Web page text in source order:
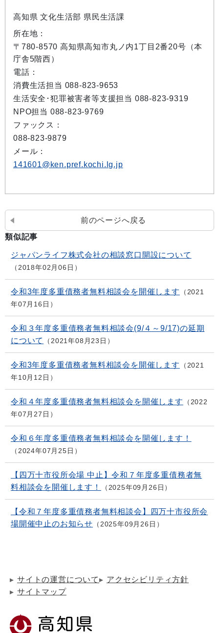
高知県 文化生活部 県民生活課
所在地：
〒780-8570 高知県高知市丸ノ内1丁目2番20号（本
庁舎5階西）
電話：
消費生活担当 088-823-9653
生活安全･犯罪被害者等支援担当 088-823-9319
NPO担当 088-823-9769
ファックス：
088-823-9879
メール：
141601@ken.pref.kochi.lg.jp
前のページへ戻る
類似記事
ジャパンライフ株式会社の相談窓口開設について
2018年02月06日
令和3年度多重債務者無料相談会を開催します
2021
年07月16日
令和３年度多重債務者無料相談会(9/４～9/17)の延期
について
2021年08月23日
令和3年度多重債務者無料相談会を開催します
2021
年10月12日
令和４年度多重債務者無料相談会を開催します
2022
年07月27日
令和６年度多重債務者無料相談会を開催します！
2024年07月25日
【四万十市役所会場 中止】令和７年度多重債務者無
料相談会を開催します！
2025年09月26日
【令和７年度多重債務者無料相談会】四万十市役所会
場開催中止のお知らせ
2025年09月26日
サイトの運営について
アクセシビリティ方針
サイトマップ